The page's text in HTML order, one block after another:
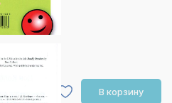
В корзину